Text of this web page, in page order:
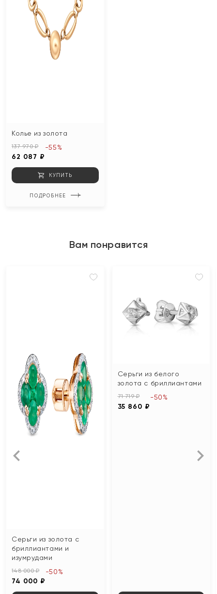
Колье из золота
137 970 ₽
62 087 ₽
-55%
КУПИТЬ
ПОДРОБНЕЕ
Вам понравится
Серьги из золота с
бриллиантами и
изумрудами
148 000 ₽
74 000 ₽
-50%
Серьги из белого
золота с бриллиантами
71 719 ₽
35 860 ₽
-50%